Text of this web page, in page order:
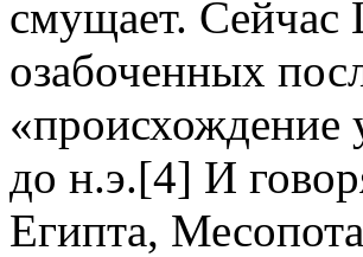
смущает.
озабоченных
до н.э.[4] И
Египта,